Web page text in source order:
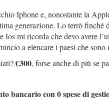
Iphone e, nonostante la
generazione. Lo terrò finché
Ios mi ricorda che devo avere
a elencare i paesi che sono
€300, forse anche di più se
bancario con 0 spese di